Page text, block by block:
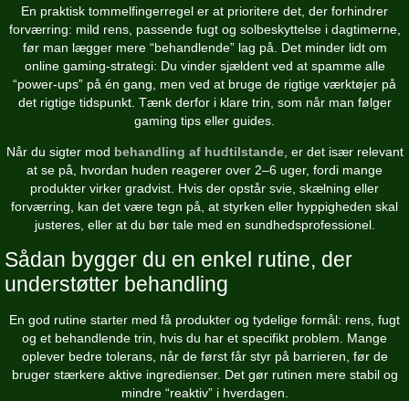
En praktisk tommelfingerregel er at prioritere det, der forhindrer
forværring: mild rens, passende fugt og solbeskyttelse i dagtimerne,
før man lægger mere “behandlende” lag på. Det minder lidt om
online gaming-strategi: Du vinder sjældent ved at spamme alle
“power-ups” på én gang, men ved at bruge de rigtige værktøjer på
det rigtige tidspunkt. Tænk derfor i klare trin, som når man følger
gaming tips eller guides.
Når du sigter mod behandling af hudtilstande, er det især relevant
at se på, hvordan huden reagerer over 2–6 uger, fordi mange
produkter virker gradvist. Hvis der opstår svie, skælning eller
forværring, kan det være tegn på, at styrken eller hyppigheden skal
justeres, eller at du bør tale med en sundhedsprofessionel.
Sådan bygger du en enkel rutine, der
understøtter behandling
En god rutine starter med få produkter og tydelige formål: rens, fugt
og et behandlende trin, hvis du har et specifikt problem. Mange
oplever bedre tolerans, når de først får styr på barrieren, før de
bruger stærkere aktive ingredienser. Det gør rutinen mere stabil og
mindre “reaktiv” i hverdagen.